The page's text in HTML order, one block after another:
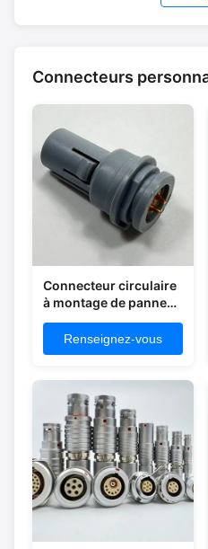
Connecteurs
Connecteur circulaire
à montage de panneau
jetable IP67
imperméable à l'eau
Fast Demate
Renseignez-vous